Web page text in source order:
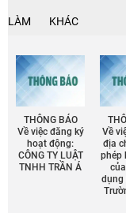
LÀM KHÁC
THÔNG BÁO
Về việc đăng ký
hoạt động:
CÔNG TY LUẬT
TNHH TRẦN Á
Về
địa
phép
dụng